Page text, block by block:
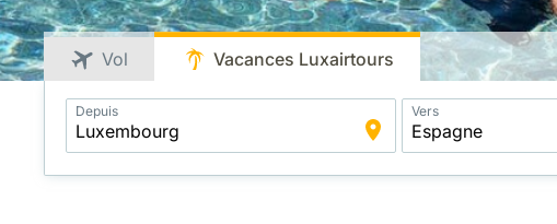
Vol Vacances Luxairtours
Application
Intelligent
Package
Search
Depuis Vers